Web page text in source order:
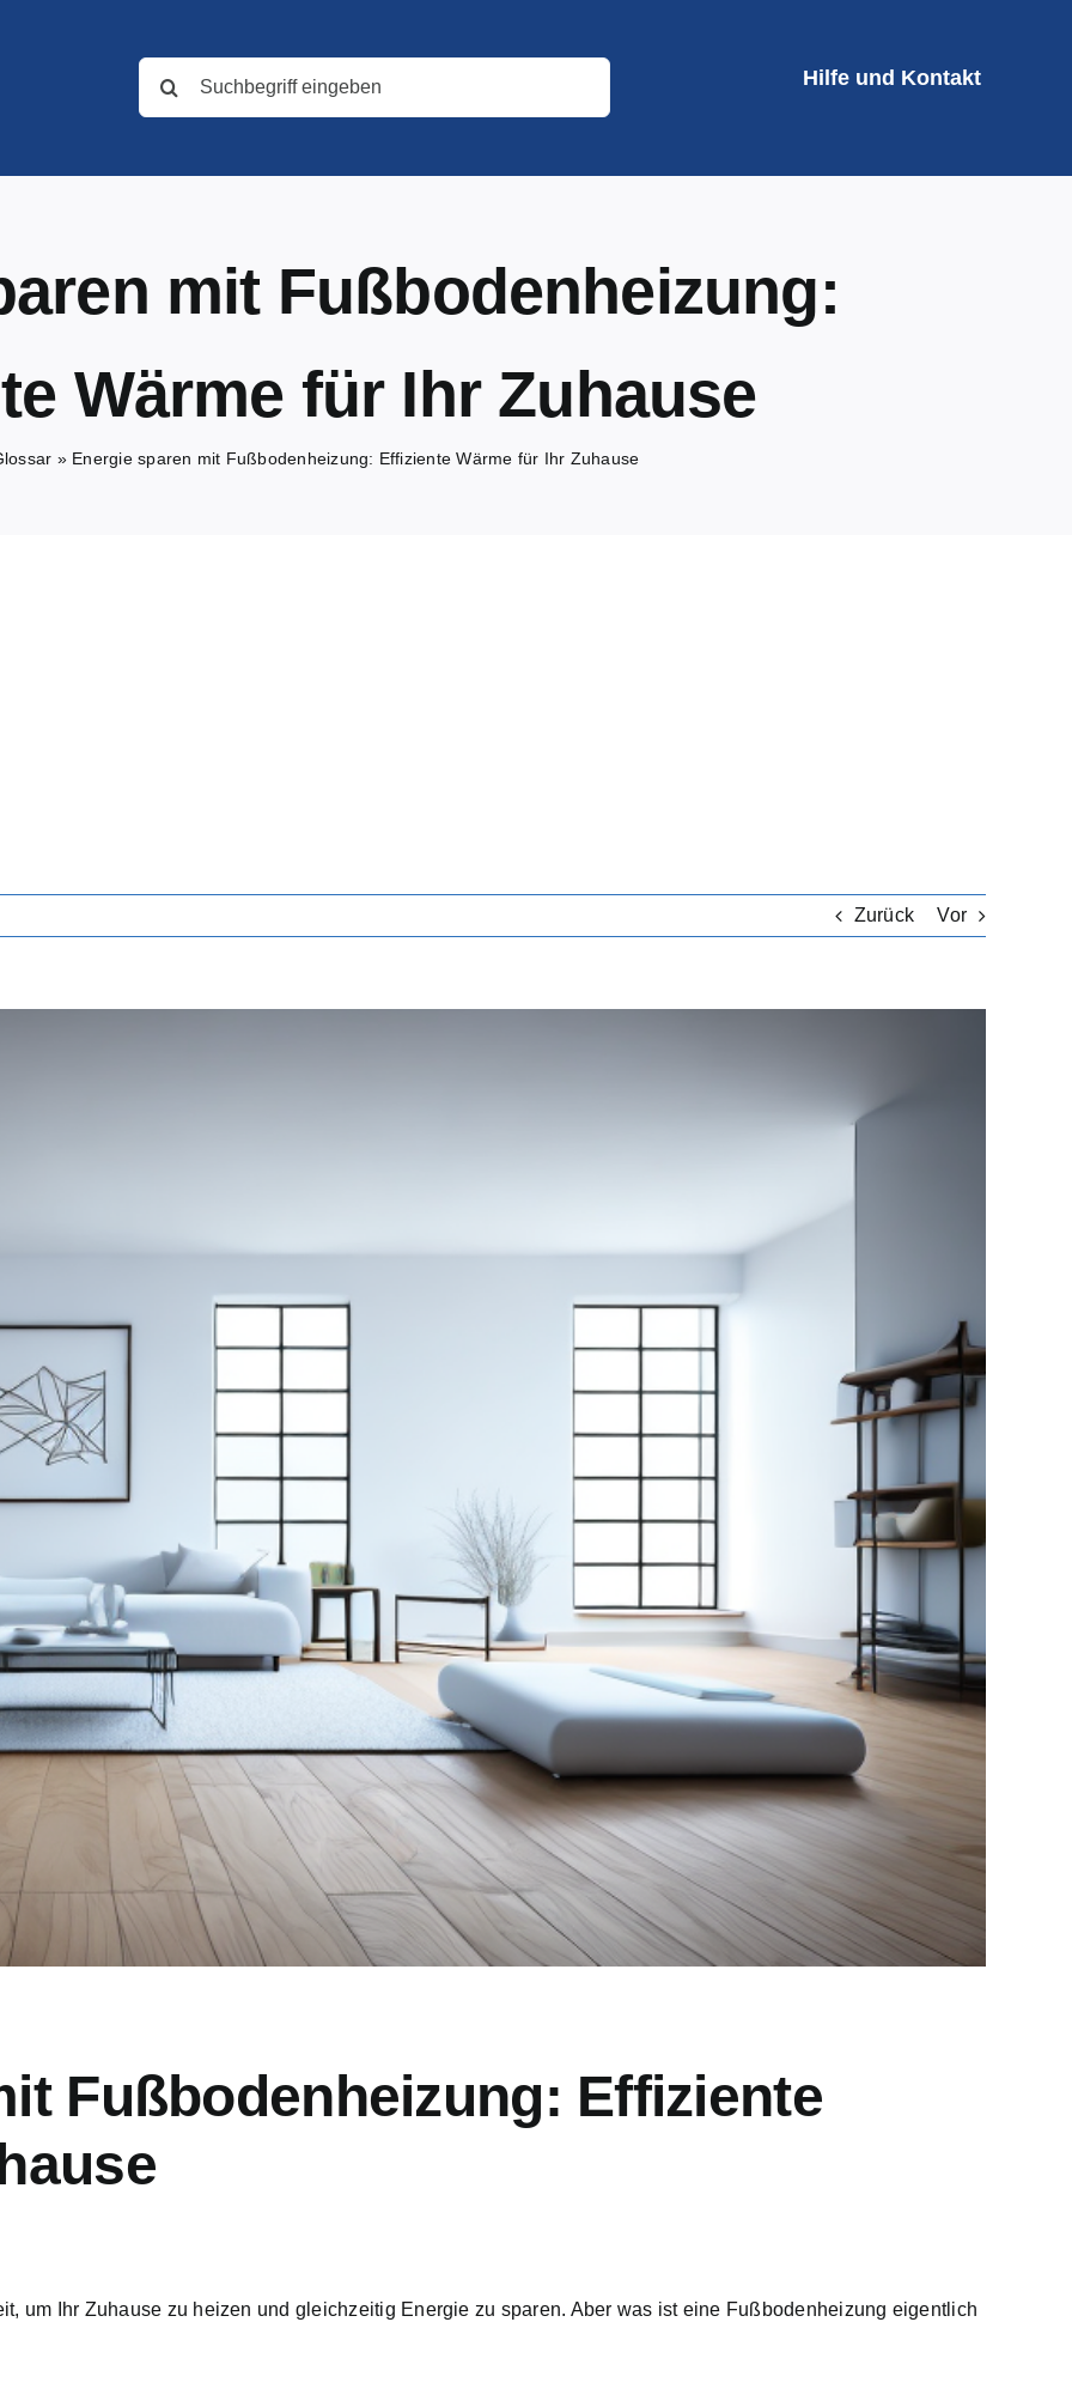
nach:
Hilfe und Kontakt
mit Fußbodenheizung:
Wärme für Ihr Zuhause
» Energie sparen mit Fußbodenheizung: Effiziente Wärme für Ihr Zuhause
Zurück Vor
Fußbodenheizung: Effiziente
um Ihr Zuhause zu heizen und gleichzeitig Energie zu sparen. Aber was ist eine Fußbodenheizung eigentlich